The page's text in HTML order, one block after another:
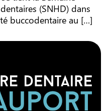
(SNHD) dans
buccodentaire au […]